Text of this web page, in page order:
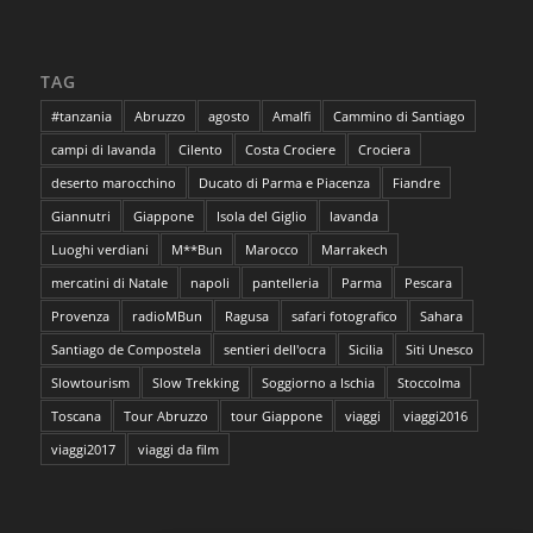
TAG
#tanzania Abruzzo agosto Amalfi
Cammino di Santiago
campi di lavanda
Cilento Costa Crociere
Crociera
deserto marocchino
Ducato di Parma e Piacenza
Fiandre
Giannutri
Giappone Isola del Giglio
lavanda
Luoghi verdiani
M**Bun Marocco
Marrakech
mercatini di Natale
napoli pantelleria Parma
Pescara
Provenza
radioMBun Ragusa safari fotografico
Sahara
Santiago de Compostela
sentieri dell'ocra Sicilia
Siti Unesco
Slowtourism
Slow Trekking Soggiorno a Ischia
Stoccolma
Toscana
Tour Abruzzo tour Giappone viaggi
viaggi2016
viaggi2017
viaggi da film